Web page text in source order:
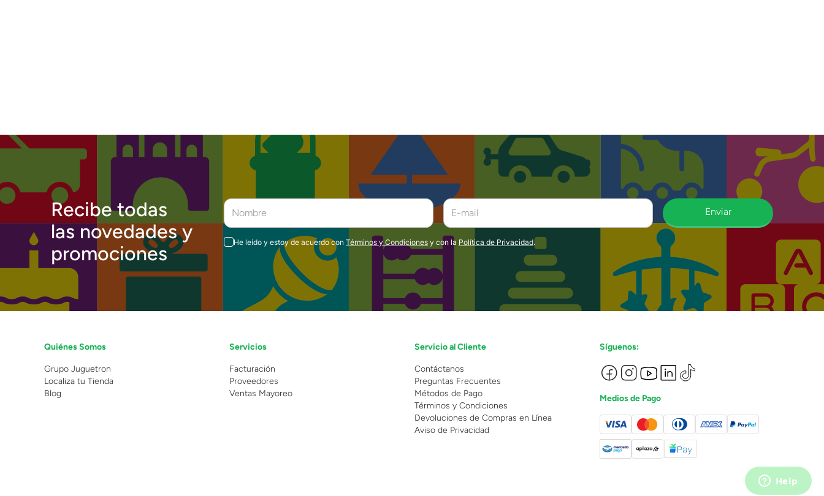
Recibe todas
las novedades y
promociones
Enviar
He leído y estoy de acuerdo con Términos y Condiciones y con la Política de Privacidad.
Quiénes Somos
Grupo Juguetron
Localiza tu Tienda
Blog
Servicios
Facturación
Proveedores
Ventas Mayoreo
Servicio al Cliente
Contáctanos
Preguntas Frecuentes
Métodos de Pago
Términos y Condiciones
Devoluciones de Compras en Línea
Aviso de Privacidad
Síguenos:
Medios de Pago